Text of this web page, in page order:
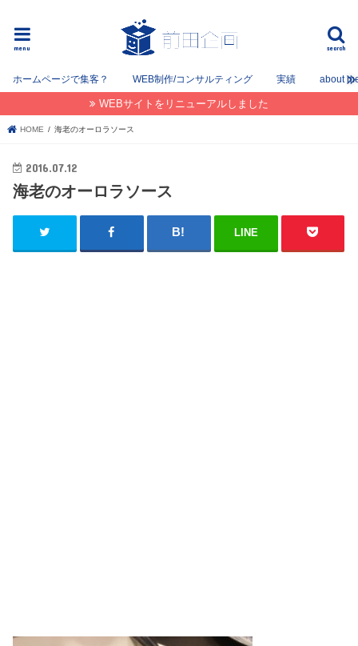
search
menu
ホームページで集客？ WEB制作/コンサルティング 実績 about
WEBサイトをリニューアルしました
HOME 海老のオーロラソース
2016.07.12
海老のオーロラソース
LINE